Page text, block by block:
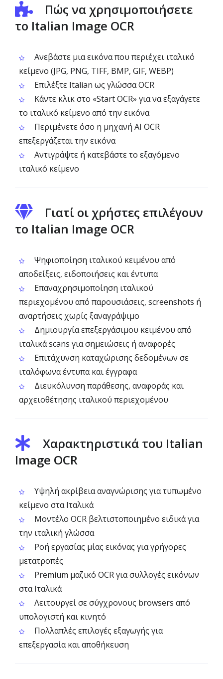
Πώς να χρησιμοποιήσετε
το Italian Image OCR
Ανεβάστε μια εικόνα που περιέχει ιταλικό
κείμενο (JPG, PNG, TIFF, BMP, GIF, WEBP)
Επιλέξτε Italian ως γλώσσα OCR
Κάντε κλικ στο «Start OCR» για να εξαγάγετε
το ιταλικό κείμενο από την εικόνα
Περιμένετε όσο η μηχανή AI OCR
επεξεργάζεται την εικόνα
Αντιγράψτε ή κατεβάστε το εξαγόμενο
ιταλικό κείμενο
Γιατί οι χρήστες επιλέγουν
το Italian Image OCR
Ψηφιοποίηση ιταλικού κειμένου από
αποδείξεις, ειδοποιήσεις και έντυπα
Επαναχρησιμοποίηση ιταλικού
περιεχομένου από παρουσιάσεις, screenshots ή
αναρτήσεις χωρίς ξαναγράψιμο
Δημιουργία επεξεργάσιμου κειμένου από
ιταλικά scans για σημειώσεις ή αναφορές
Επιτάχυνση καταχώρισης δεδομένων σε
ιταλόφωνα έντυπα και έγγραφα
Διευκόλυνση παράθεσης, αναφοράς και
αρχειοθέτησης ιταλικού περιεχομένου
Χαρακτηριστικά του Italian
Image OCR
Υψηλή ακρίβεια αναγνώρισης για τυπωμένο
κείμενο στα Ιταλικά
Μοντέλο OCR βελτιστοποιημένο ειδικά για
την ιταλική γλώσσα
Ροή εργασίας μίας εικόνας για γρήγορες
μετατροπές
Premium μαζικό OCR για συλλογές εικόνων
στα Ιταλικά
Λειτουργεί σε σύγχρονους browsers από
υπολογιστή και κινητό
Πολλαπλές επιλογές εξαγωγής για
επεξεργασία και αποθήκευση